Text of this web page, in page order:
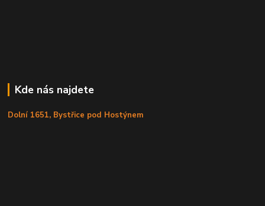
Kde nás najdete
Dolní 1651, Bystřice pod Hostýnem